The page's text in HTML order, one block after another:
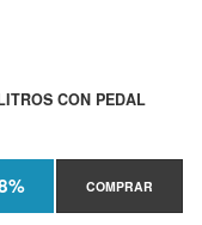
CON PEDAL
COMPRAR